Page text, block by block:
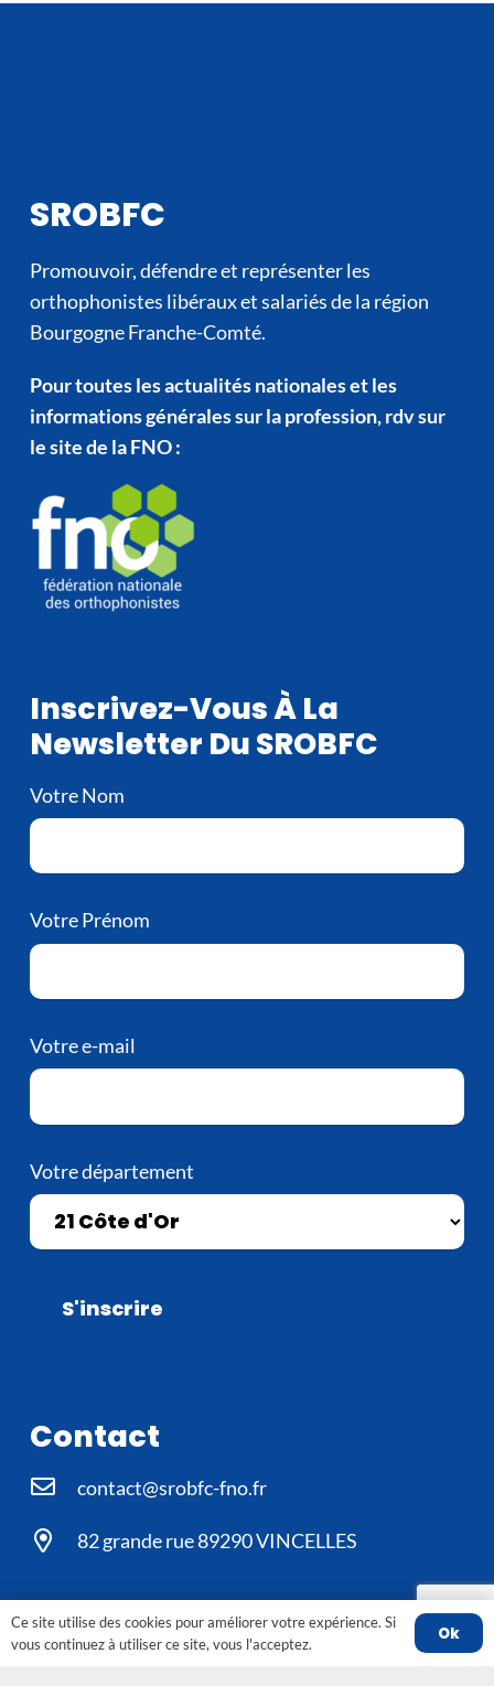
SROBFC
Promouvoir, défendre et représenter les
orthophonistes libéraux et salariés de la région
Bourgogne Franche-Comté.
Pour toutes les actualités nationales et les
informations générales sur la profession, rdv sur
le site de la FNO :
Inscrivez-Vous À La
Newsletter Du SROBFC
Votre Nom
Votre Prénom
Votre e-mail
Votre département
Contact
contact@srobfc-fno.fr
82 grande rue 89290 VINCELLES
Suivez Le SROBFC Sur Les
Ce site utilise des cookies pour améliorer votre expérience. Si
vous continuez à utiliser ce site, vous l'acceptez.
Ok